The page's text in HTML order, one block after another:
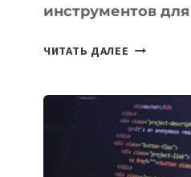
инструментов
ЧИТАТЬ ДАЛЕЕ ТАСК-
ПОЛЕЗНЫХ
ДЛЯ
РАБОТЫ